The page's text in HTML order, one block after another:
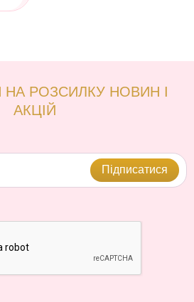
НА РОЗСИЛКУ НОВИН І
АКЦІЙ
Підписатися